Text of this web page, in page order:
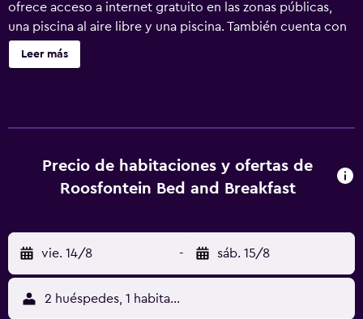
ofrece acceso a internet gratuito en las zonas públicas,
una piscina al aire libre y una piscina. También cuenta con
un servicio de guardaequipajes, registros de entrada y
salida exprés y servicio de habitaciones. Las espaciosas
International Airport está a unos 35 minutos conduciendo.
Durban Botanic Gardens e International Convention
Leer más
Precio de habitaciones y ofertas de
Roosfontein Bed and Breakfast
vie. 14/8 - sáb. 15/8
2 huéspedes, 1 habitación